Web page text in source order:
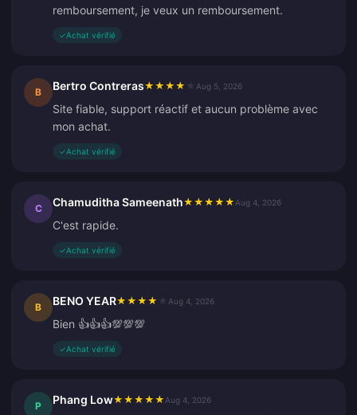
remboursement, je veux un remboursement.
✓Achat vérifié
B Bertro Contreras★ ★ ★ ★ Aug 5, 2026
Site fiable, support réactif et aucun problème avec
mon achat.
✓Achat vérifié
C Chamuditha Sameenath★ ★ ★ ★ ★ Aug 4, 2026
C'est rapide.
✓Achat vérifié
B BENO YEAR★ ★ ★ ★ Aug 4, 2026
Bien 👍👍👍💯💯💯
✓Achat vérifié
P Phang Low★ ★ ★ ★ ★ Aug 4, 2026